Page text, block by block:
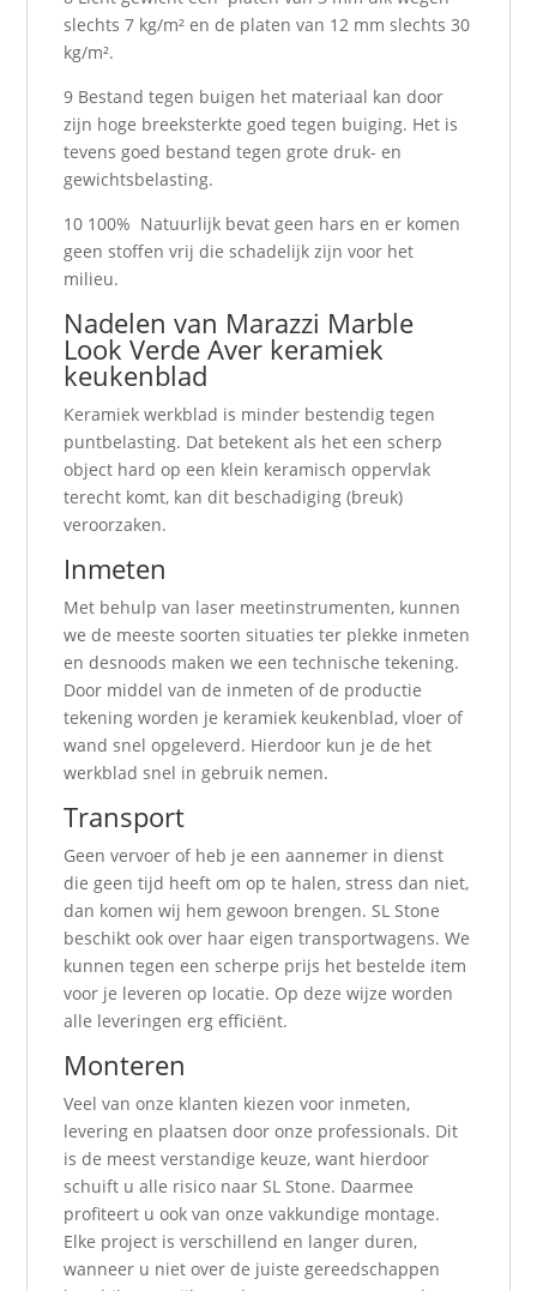
slechts 7 kg/m² en de platen van 12 mm slechts 30
kg/m².
9 Bestand tegen buigen het materiaal kan door
zijn hoge breeksterkte goed tegen buiging. Het is
tevens goed bestand tegen grote druk- en
gewichtsbelasting.
10 100% Natuurlijk bevat geen hars en er komen
geen stoffen vrij die schadelijk zijn voor het
milieu.
Nadelen van Marazzi Marble
Look Verde Aver keramiek
keukenblad
Keramiek werkblad is minder bestendig tegen
puntbelasting. Dat betekent als het een scherp
object hard op een klein keramisch oppervlak
terecht komt, kan dit beschadiging (breuk)
veroorzaken.
Inmeten
Met behulp van laser meetinstrumenten, kunnen
we de meeste soorten situaties ter plekke inmeten
en desnoods maken we een technische tekening.
Door middel van de inmeten of de productie
tekening worden je keramiek keukenblad, vloer of
wand snel opgeleverd. Hierdoor kun je de het
werkblad snel in gebruik nemen.
Transport
Geen vervoer of heb je een aannemer in dienst
die geen tijd heeft om op te halen, stress dan niet,
dan komen wij hem gewoon brengen. SL Stone
beschikt ook over haar eigen transportwagens. We
kunnen tegen een scherpe prijs het bestelde item
voor je leveren op locatie. Op deze wijze worden
alle leveringen erg efficiënt.
Monteren
Veel van onze klanten kiezen voor inmeten,
levering en plaatsen door onze professionals. Dit
is de meest verstandige keuze, want hierdoor
schuift u alle risico naar SL Stone. Daarmee
profiteert u ook van onze vakkundige montage.
Elke project is verschillend en langer duren,
wanneer u niet over de juiste gereedschappen